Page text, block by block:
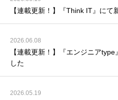
【連載更新！】『Think IT』に
2026.06.08
【連載更新！】『エンジニア
した
2026.05.19